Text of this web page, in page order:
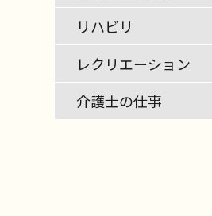
リハビリ
レクリエーション
介護士の仕事